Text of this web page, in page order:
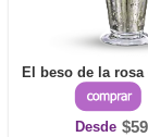
El beso de la rosa
Desde